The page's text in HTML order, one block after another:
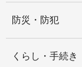
防災・防犯
くらし・手続き